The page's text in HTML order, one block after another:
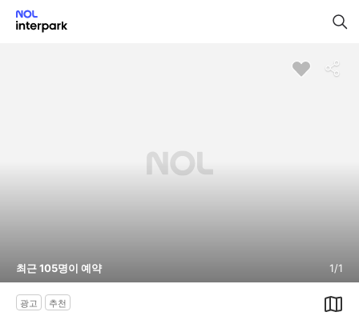
최근105명이 예약 1/1
광고 추천